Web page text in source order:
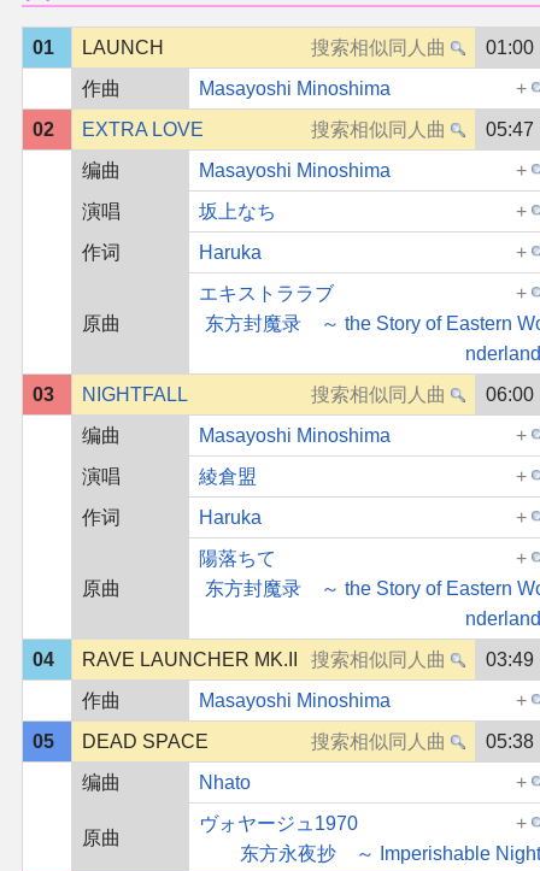
01 LAUNCH
01:00
作曲
Masayoshi Minoshima
02
EXTRA LOVE
05:47
编曲
Masayoshi Minoshima
演唱
坂上なち
作词
Haruka
原曲
エキストララブ
东方封魔录 ～ the Story of Eastern
03
NIGHTFALL
06:00
编曲
Masayoshi Minoshima
演唱
綾倉盟
作词
Haruka
原曲
陽落ちて
东方封魔录 ～ the Story of Eastern
04
RAVE LAUNCHER MK.II
03:49
作曲
Masayoshi Minoshima
05
DEAD SPACE
05:38
编曲
Nhato
原曲
ヴォヤージュ1970
东方永夜抄 ～ Imperishable